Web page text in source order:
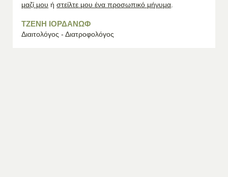
μαζί μου ήστείλτε μου ένα προσωπικό μήνυμα.
ΤΖΕΝΗ ΙΟΡΔΑΝΩΦ
Διαιτολόγος - Διατροφολόγος